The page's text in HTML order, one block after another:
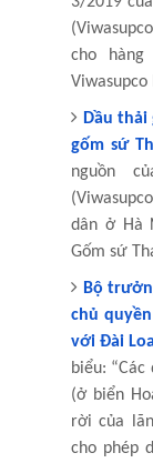
cho
Dầu thải
gốm sứ
nguồn
dân ở Hà
Gốm sứ
Bộ
chủ
với Đài
biểu:
(ở biển
rời của
cho phép